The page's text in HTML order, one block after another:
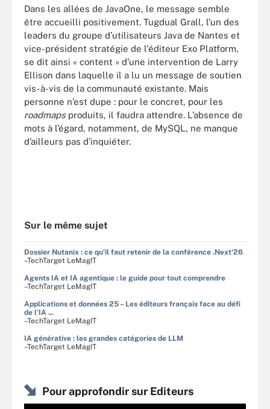
Dans les allées de JavaOne, le message semble
être accueilli positivement. Tugdual Grall, l’un des
leaders du groupe d’utilisateurs Java de Nantes et
vice-président stratégie de l'éditeur Exo Platform,
se dit ainsi « content » d’une intervention de Larry
Ellison dans laquelle il a lu un message de soutien
vis-à-vis de la communauté existante. Mais
personne n’est dupe : pour le concret, pour les
roadmapsproduits, il faudra attendre. L’absence de
mots à l’égard, notamment, de MySQL, ne manque
d’ailleurs pas d’inquiéter.
Sur le même sujet
Dossier Nutanix : ce qu'il faut retenir de la conférence .Next'26
–TechTarget LeMagIT
Agents IA et IA agentique : le guide pour tout comprendre
–TechTarget LeMagIT
Applications et données 25 – Les éditeurs français face au défi
de l'IA ...
–TechTarget LeMagIT
IA générative : les grandes catégories de LLM
–TechTarget LeMagIT
Pour approfondir sur Editeurs